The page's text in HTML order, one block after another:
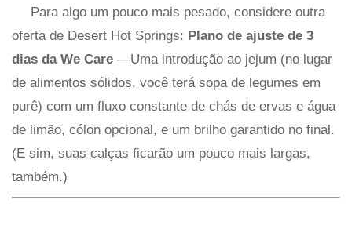
Para algo um pouco mais pesado, considere outra
oferta de Desert Hot Springs: Plano de ajuste de 3
dias da We Care —Uma introdução ao jejum (no lugar
de alimentos sólidos, você terá sopa de legumes em
purê) com um fluxo constante de chás de ervas e água
de limão, cólon opcional, e um brilho garantido no final.
(E sim, suas calças ficarão um pouco mais largas,
também.)